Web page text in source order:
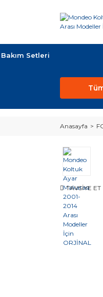
Bakım Setleri
Anasayfa
TAVSİYE ET